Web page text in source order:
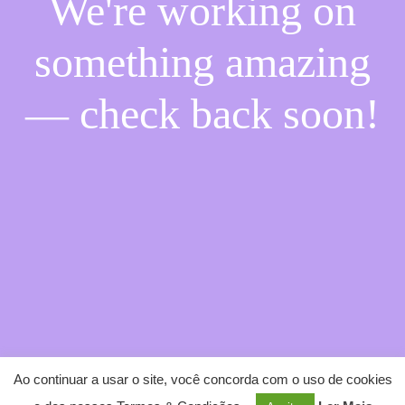
We're working on
something amazing
— check back soon!
Ao continuar a usar o site, você concorda com o uso de cookies